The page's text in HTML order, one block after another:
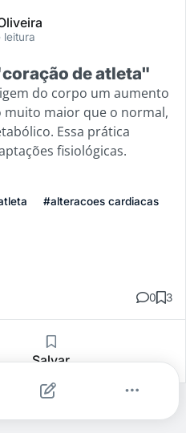
leitura
de atleta"
do corpo um aumento
muito maior que o normal,
Essa prática
fisiológicas.
#alteracoes cardiacas
0 3
Salvar